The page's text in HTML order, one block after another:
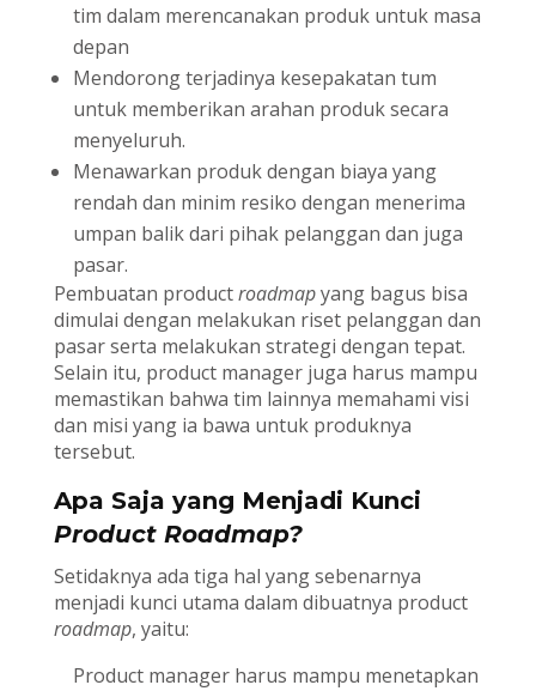
tim dalam merencanakan produk untuk masa
depan
Mendorong terjadinya kesepakatan tum
untuk memberikan arahan produk secara
menyeluruh.
Menawarkan produk dengan biaya yang
rendah dan minim resiko dengan menerima
umpan balik dari pihak pelanggan dan juga
pasar.
Pembuatan productroadmapyang bagus bisa
dimulai dengan melakukan riset pelanggan dan
pasar serta melakukan strategi dengan tepat.
Selain itu, product manager juga harus mampu
memastikan bahwa tim lainnya memahami visi
dan misi yang ia bawa untuk produknya
tersebut.
Apa Saja yang Menjadi Kunci
Product Roadmap?
Setidaknya ada tiga hal yang sebenarnya
menjadi kunci utama dalam dibuatnya product
roadmap, yaitu:
Product manager harus mampu menetapkan